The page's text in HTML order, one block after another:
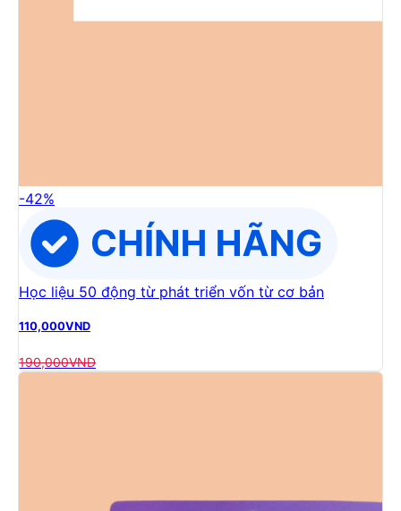
-42%
Học liệu 50 động từ phát triển vốn từ cơ bản
110,000VND
190,000VND